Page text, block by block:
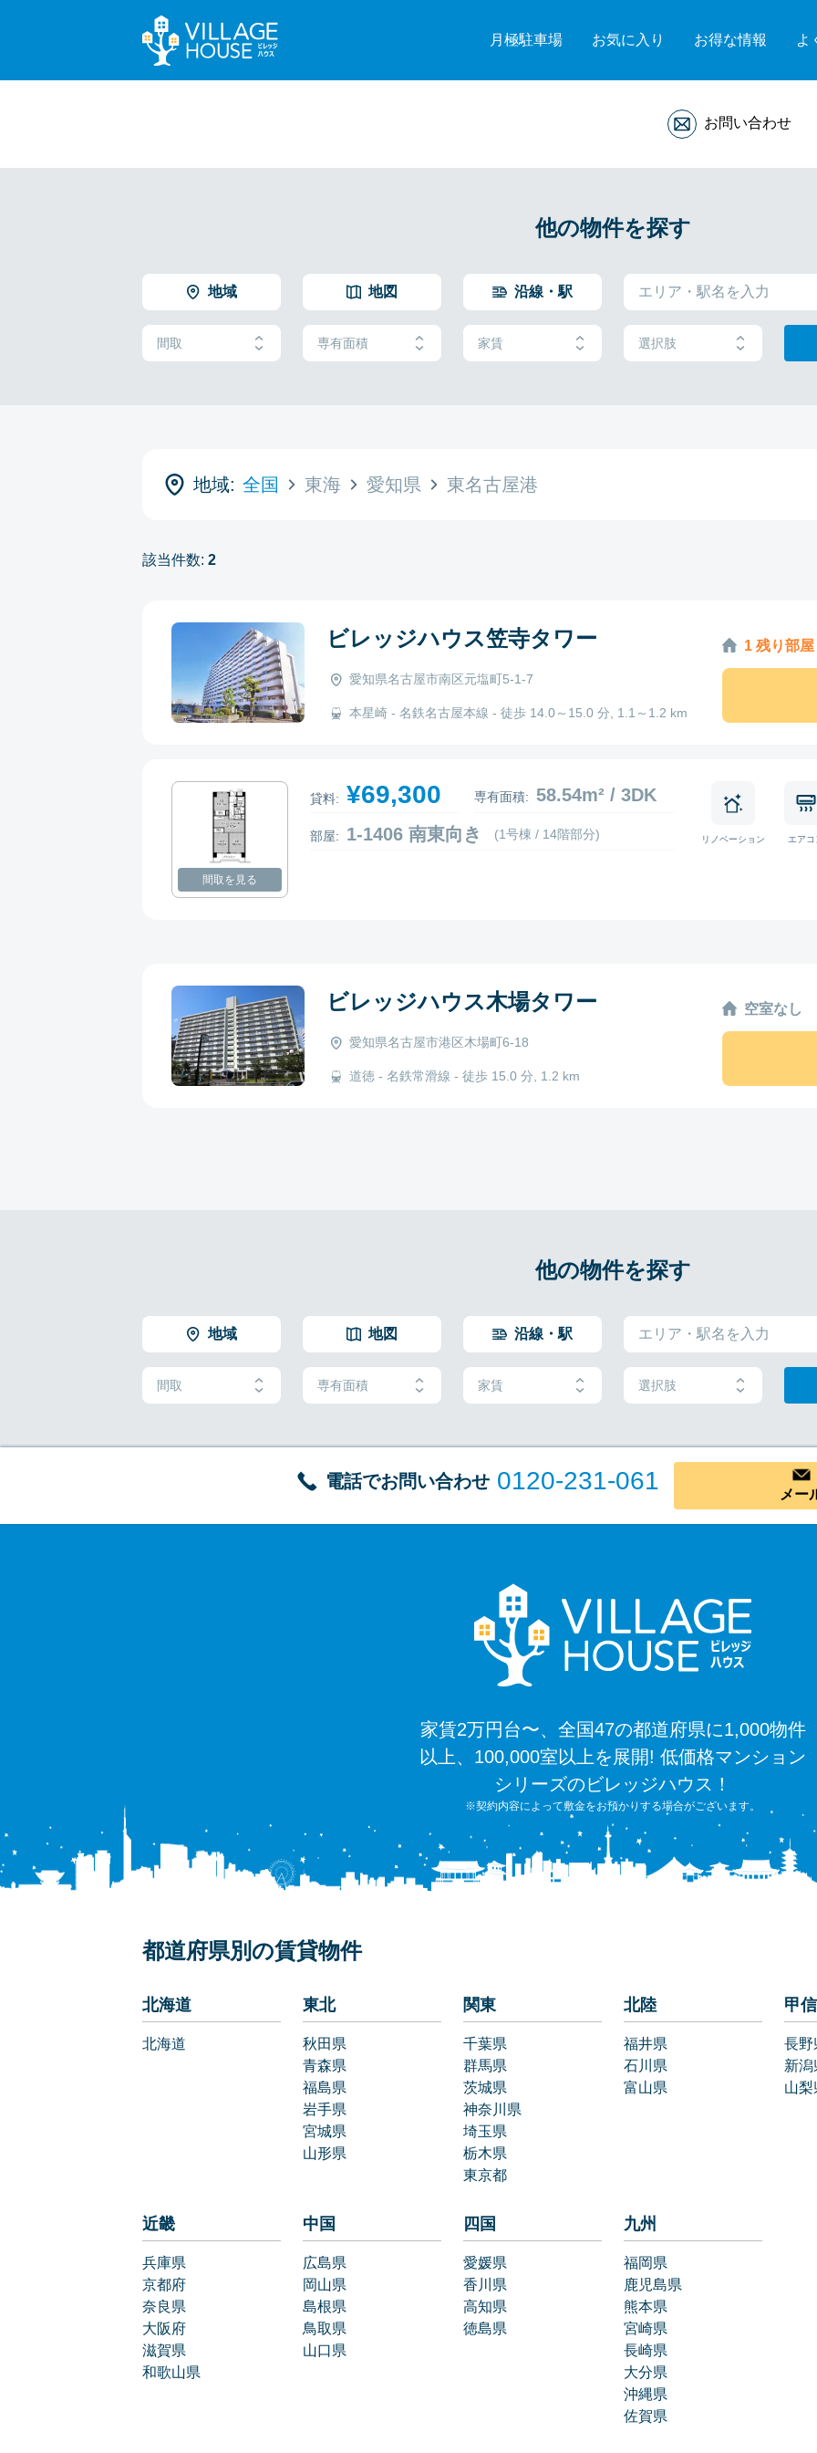
月極駐車場 お気に入り お得な情報 よ
お問い合わせ
他の物件を探す
地域 地図 沿線・駅
間取 専有面積 家賃 選択肢
地域: 全国 東海 愛知県 東名古屋港
該当件数: 2
ビレッジハウス笠寺タワー
愛知県名古屋市南区元塩町5-1-7
本星崎 - 名鉄名古屋本線 - 徒歩 14.0～15.0 分, 1.1～1.2 km
1 残り部屋
間取を見る
貸料: ¥69,300 専有面積: 58.54m² / 3DK
部屋: 1-1406 南東向き (1号棟 / 14階部分) リノベーション エアコ
ビレッジハウス木場タワー
愛知県名古屋市港区木場町6-18
道徳 - 名鉄常滑線 - 徒歩 15.0 分, 1.2 km
空室なし
他の物件を探す
地域 地図 沿線・駅
間取 専有面積 家賃 選択肢
電話でお問い合わせ 0120-231-061 メー
家賃2万円台〜、全国47の都道府県に1,000物件
以上、100,000室以上を展開! 低価格マンション
シリーズのビレッジハウス！
※契約内容によって敷金をお預かりする場合がございます。
都道府県別の賃貸物件
北海道
北海道
東北
秋田県
青森県
福島県
岩手県
宮城県
山形県
関東
千葉県
群馬県
茨城県
神奈川県
埼玉県
栃木県
東京都
北陸
福井県
石川県
富山県
甲
長野
新潟
山梨
近畿
兵庫県
京都府
奈良県
大阪府
滋賀県
和歌山県
中国
広島県
岡山県
島根県
鳥取県
山口県
四国
愛媛県
香川県
高知県
徳島県
九州
福岡県
鹿児島県
熊本県
宮崎県
長崎県
大分県
沖縄県
佐賀県